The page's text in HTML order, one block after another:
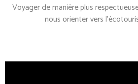
Voyager de manière plus
nous orienter vers